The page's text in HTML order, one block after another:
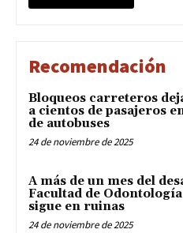
Recomendación
Bloqueos carreteros
a cientos de pasajeros
de autobuses
24 de noviembre de 2025
A más de un mes del
Facultad de
sigue en ruinas
24 de noviembre de 2025